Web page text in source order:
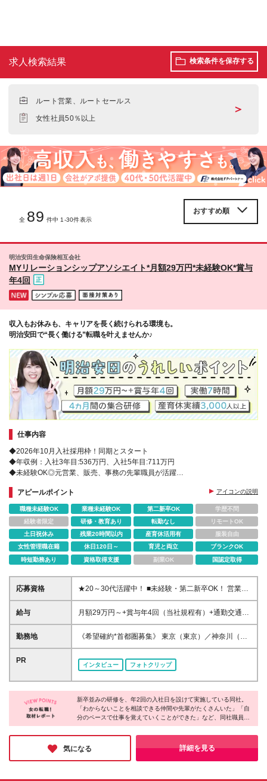
求人検索結果 検索条件を保存する
ルート営業、ルートセールス
女性社員50％以上
＞
全 89 件中 1-30件表示
明治安田生命保険相互会社
MYリレーションシップアソシエイト*月額29万円*未経験OK*賞与
年4回
収入もお休みも、キャリアを長く続けられる環境も。
明治安田で“長く働ける”転職を叶えませんか♪
仕事内容
◆2026年10月入社採用枠！同期とスタート
◆年収例：入社3年目:536万円、入社5年目:711万円
◆未経験OK◎元営業、販売、事務の先輩職員が活躍
アピールポイント
アイコンの説明
職種未経験OK 業種未経験OK 第二新卒OK
学歴不問
経験者限定
研修・教育あり 転勤なし
リモートOK
土日祝休み
残業20時間以内 産育休活用有
服装自由
女性管理職在籍
休日120日～ 育児と両立
ブランクOK
時短勤務あり
資格取得支援 副業OK 国認定取得
応募資格
★20～30代活躍中！ ■未経験・第二新卒OK！ 営業
職・保険・金融業界の経験がない方も大歓迎です！ ■
大学・大学院または短期大学を卒業した方で2026年
方 ★ひとつでも当てはまる方は大歓迎★ □長期的に正
職員で働ける会社を探している □未経験から専門知識
制度が整っている会社で成長したい □仕事とプライベ
給与
月額29万円～+賞与年4回（当社規程有）+通勤交通費
補助（当社所定の条件有） ※業務遂行に伴う交通費な
どの活動経費は原則会社が支給(当社規程有) ※入社後
算は時間外勤務手当として支給 時間外労働の有無に
る場合は、別途時間外勤務手当を支給 ＼*･ MYリレー
ションシップアソシエイトの給与体系について･*／ 完
全歩合制ではなく、安定的な支給部分があるので、
で、収入面で不安を抱えずに安定して稼げる環境です
♪ ＼*･ FPの資格取得で手当を支給 ･*／ ・FP2級：
勤務地
《希望確約*首都圏募集》 東京（東京）／神奈川（み
なとみらい）いずれかでの勤務 ※ご希望の勤務地を確
約します ※面接は希望勤務地もしくはその周辺で行な
います ※(変更の範囲)上記を除く当社関連勤務地
PR
インタビュー フォトクリップ
新卒並みの研修を、年2回の入社日を設けて実施している同社。
「わからないことを相談できる仲間や先輩がたくさんいた」「自
分のペースで仕事を覚えていくことができた」など、同社職員の
方々の声を聞くと、安心して成長している様子が伺えました。
キャリアパスも豊富なうえに、育児や介護と両立する方も多く、
周囲の理解があるのでオフも大切にしながら長く働ける環境だと
実感しました。
気になる 詳細を見る